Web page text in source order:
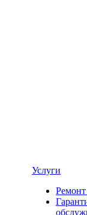
Услуги
Ремонт